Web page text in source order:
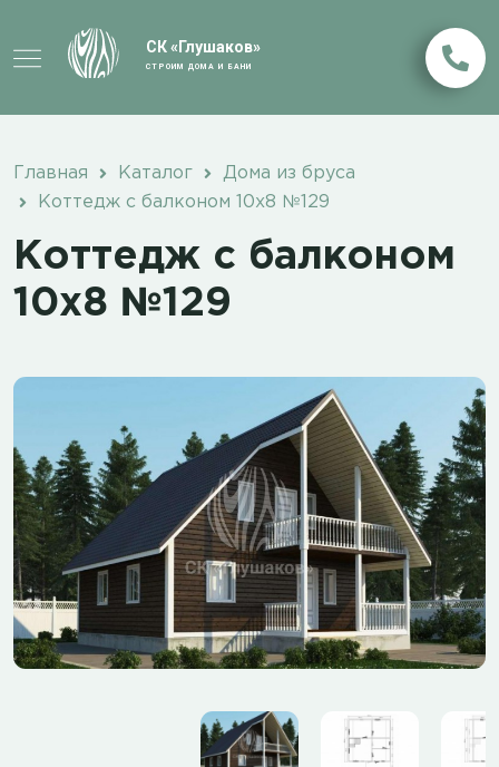
СК «Глушаков»
СТРОИМ ДОМА И БАНИ
Главная Каталог
Дома из бруса
Коттедж с балконом 10х8 №129
Коттедж с балконом
10х8 №129